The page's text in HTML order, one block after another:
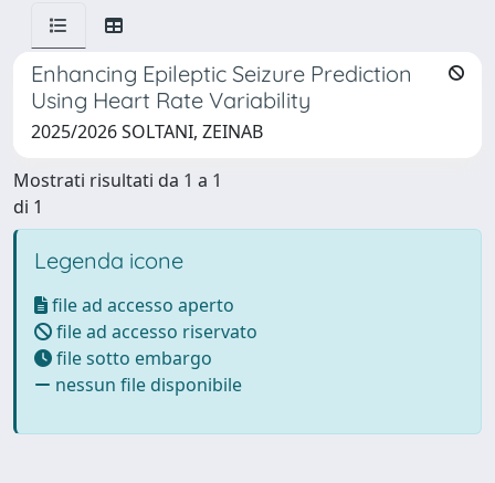
Enhancing Epileptic Seizure Prediction
Using Heart Rate Variability
2025/2026 SOLTANI, ZEINAB
Mostrati risultati da 1 a 1
di 1
Legenda icone
file ad accesso aperto
file ad accesso riservato
file sotto embargo
nessun file disponibile